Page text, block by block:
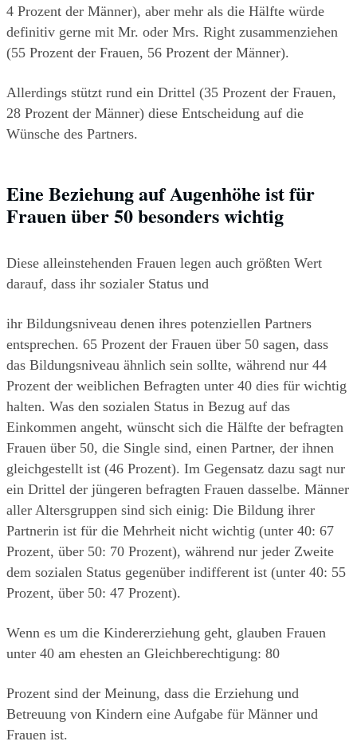
4 Prozent der Männer), aber mehr als die Hälfte würde
definitiv gerne mit Mr. oder Mrs. Right zusammenziehen
(55 Prozent der Frauen, 56 Prozent der Männer).
Allerdings stützt rund ein Drittel (35 Prozent der Frauen,
28 Prozent der Männer) diese Entscheidung auf die
Wünsche des Partners.
Eine Beziehung auf Augenhöhe ist für
Frauen über 50 besonders wichtig
Diese alleinstehenden Frauen legen auch größten Wert
darauf, dass ihr sozialer Status und
ihr Bildungsniveau denen ihres potenziellen Partners
entsprechen. 65 Prozent der Frauen über 50 sagen, dass
das Bildungsniveau ähnlich sein sollte, während nur 44
Prozent der weiblichen Befragten unter 40 dies für wichtig
halten. Was den sozialen Status in Bezug auf das
Einkommen angeht, wünscht sich die Hälfte der befragten
Frauen über 50, die Single sind, einen Partner, der ihnen
gleichgestellt ist (46 Prozent). Im Gegensatz dazu sagt nur
ein Drittel der jüngeren befragten Frauen dasselbe. Männer
aller Altersgruppen sind sich einig: Die Bildung ihrer
Partnerin ist für die Mehrheit nicht wichtig (unter 40: 67
Prozent, über 50: 70 Prozent), während nur jeder Zweite
dem sozialen Status gegenüber indifferent ist (unter 40: 55
Prozent, über 50: 47 Prozent).
Wenn es um die Kindererziehung geht, glauben Frauen
unter 40 am ehesten an Gleichberechtigung: 80
Prozent sind der Meinung, dass die Erziehung und
Betreuung von Kindern eine Aufgabe für Männer und
Frauen ist.